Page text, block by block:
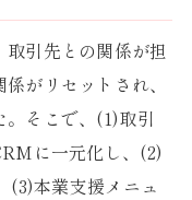
引先との関係が担
がリセットされ、
そこで、(1)取引
に一元化し、(2)
(3)本業支援メニュ